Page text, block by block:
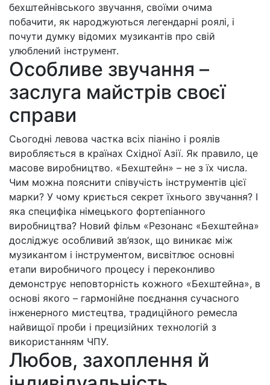
бехштейнівського звучання, своїми очима
побачити, як народжуються легендарні роялі, і
почути думку відомих музикантів про свій
улюблений інструмент.
Особливе звучання –
заслуга майстрів своєї
справи
Сьогодні левова частка всіх піаніно і роялів
виробляється в країнах Східної Азії. Як правило, це
масове виробництво. «Бехштейн» – не з їх числа.
Чим можна пояснити співучість інструментів цієї
марки? У чому криється секрет їхнього звучання? І
яка специфіка німецького фортепіанного
виробництва? Новий фільм «Резонанс «Бехштейна»
досліджує особливий зв’язок, що виникає між
музикантом і інструментом, висвітлює основні
етапи виробничого процесу і переконливо
демонструє неповторність кожного «Бехштейна», в
основі якого – гармонійне поєднання сучасного
інженерного мистецтва, традиційного ремесла
найвищої проби і прецизійних технологій з
використанням ЧПУ.
Любов, захоплення й